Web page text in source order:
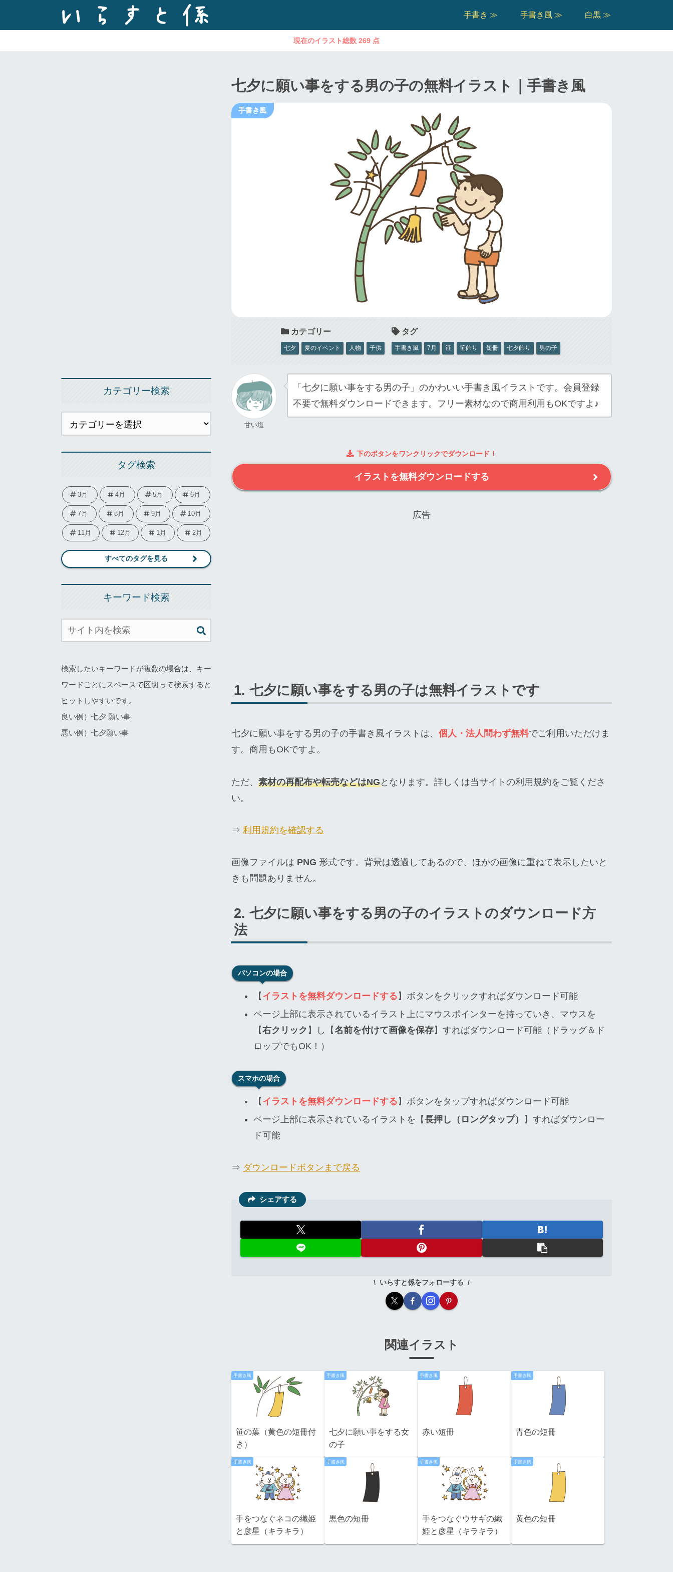
手書き ≫ 手書き風 ≫ 白黒 ≫
現在のイラスト総数 269 点
七夕に願い事をする男の子の無料イラスト｜手書き風
七夕 夏のイベント 人物 子供 手書き風 7月 笹 笹飾り 短冊 七夕飾り 男の子
甘い塩
「七夕に願い事をする男の子」のかわいい手書き風イラストです。会員登録
不要で無料ダウンロードできます。フリー素材なので商用利用もOKですよ♪
下のボタンをワンクリックでダウンロード！
イラストを無料ダウンロードする
広告
七夕に願い事をする男の子は無料イラストです
七夕に願い事をする男の子の手書き風イラストは、 個人・法人問わず無料でご利用いただけま
す。商用もOKですよ。
ただ、 素材の再配布や転売などはNGとなります。詳しくは当サイトの利用規約をご覧くださ
い。
⇒ 利用規約を確認する
画像ファイルは PNG 形式です。背景は透過してあるので、ほかの画像に重ねて表示したいと
きも問題ありません。
七夕に願い事をする男の子のイラストのダウンロード方
法
パソコンの場合
【 イラストを無料ダウンロードする 】ボタンをクリックすればダウンロード可能
ページ上部に表示されているイラスト上にマウスポインターを持っていき、マウスを
【右クリック 】し【名前を付けて画像を保存】すればダウンロード可能（ドラッグ＆ド
ロップでもOK！）
スマホの場合
【 イラストを無料ダウンロードする 】ボタンをタップすればダウンロード可能
ページ上部に表示されているイラストを【長押し（ロングタップ）
】すればダウンロー
ド可能
⇒ ダウンロードボタンまで戻る
シェアする
いらすと係をフォローする
関連イラスト
手書き風
笹の葉（黄色の短冊付
き）
手書き風
七夕に願い事をする女
の子
手書き風
赤い短冊
手書き風
青色の短冊
手書き風
手をつなぐネコの織姫
と彦星（キラキラ）
手書き風
黒色の短冊
手書き風
手をつなぐウサギの織
姫と彦星（キラキラ）
手書き風
黄色の短冊
カテゴリー検索
タグ検索
3月 4月 5月 6月
7月 8月 9月 10月
11月 12月 1月 2月
すべてのタグを見る
キーワード検索
検索したいキーワードが複数の場合は、キー
ワードごとにスペースで区切って検索すると
ヒットしやすいです。
良い例）七夕 願い事
悪い例）七夕願い事